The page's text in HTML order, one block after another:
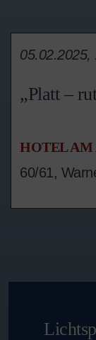
„Platt –
05.02.2025,
HOTEL AM
60/61,